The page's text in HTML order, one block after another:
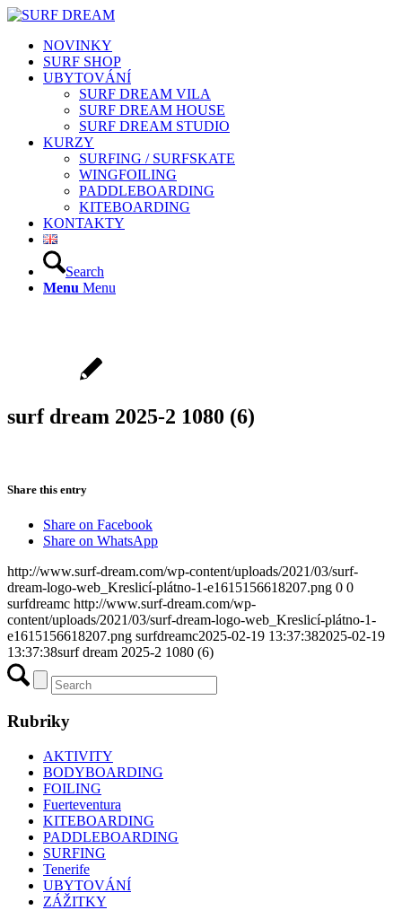
NOVINKY
SURF SHOP
UBYTOVÁNÍ
SURF DREAM VILA
SURF DREAM HOUSE
SURF DREAM STUDIO
KURZY
SURFING / SURFSKATE
WINGFOILING
PADDLEBOARDING
KITEBOARDING
KONTAKTY
Search
Menu Menu
surf dream 2025-2 1080 (6)
Share this entry
Share on Facebook
Share on WhatsApp
http://www.surf-dream.com/wp-content/uploads/2021/03/surf-
dream-logo-web_Kreslicí-plátno-1-e1615156618207.png 0 0
surfdreamc http://www.surf-dream.com/wp-
content/uploads/2021/03/surf-dream-logo-web_Kreslicí-plátno-1-
e1615156618207.png surfdreamc2025-02-19 13:37:382025-02-19
13:37:38surf dream 2025-2 1080 (6)
Rubriky
AKTIVITY
BODYBOARDING
FOILING
Fuerteventura
KITEBOARDING
PADDLEBOARDING
SURFING
Tenerife
UBYTOVÁNÍ
ZÁŽITKY